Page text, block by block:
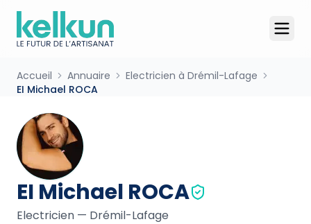
Accueil Annuaire
Electricien à Drémil-Lafage
EI Michael ROCA
EI Michael ROCA
Electricien — Drémil-Lafage